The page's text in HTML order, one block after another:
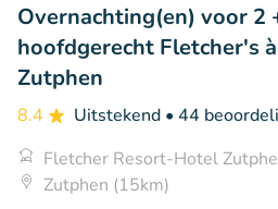
Overnachting(en) voor 2
hoofdgerecht Fletcher's
Zutphen
8.4 Uitstekend • 44
Fletcher Resort-Hotel
Zutphen (15km)